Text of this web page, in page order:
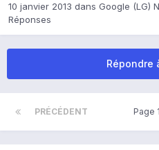
10 janvier 2013 dans Google (LG)
Réponses
Répondre
PRÉCÉDENT Page